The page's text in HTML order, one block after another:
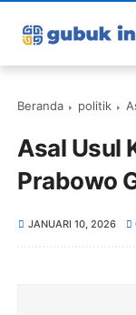
Beranda politik
Asal Usul
Prabowo
JANUARI 10, 2026